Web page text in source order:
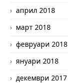
април 2018
март 2018
февруари 2018
януари 2018
декември 2017